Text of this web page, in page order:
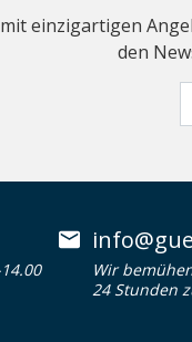
mit einzigartigen
den
Wir
24 Stunden